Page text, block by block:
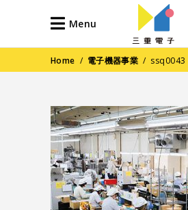
Menu
Home / 電子機器事業 / ssq0043